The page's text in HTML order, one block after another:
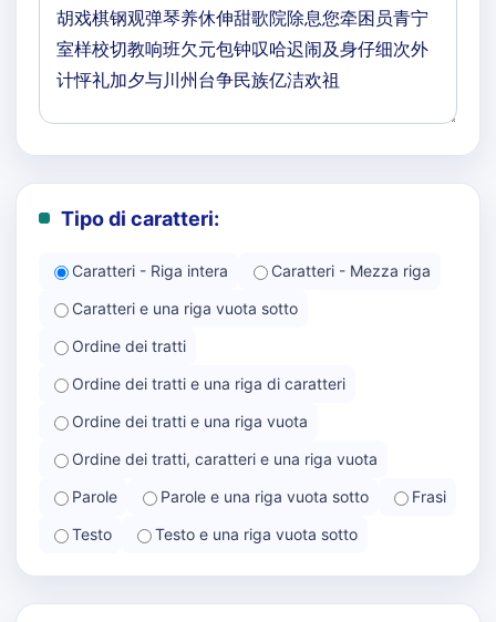
Tipo di caratteri:
Caratteri - Riga intera
Caratteri - Mezza riga
Caratteri e una riga vuota sotto
Ordine dei tratti
Ordine dei tratti e una riga di caratteri
Ordine dei tratti e una riga vuota
Ordine dei tratti, caratteri e una riga vuota
Parole
Parole e una riga vuota sotto
Frasi
Testo
Testo e una riga vuota sotto